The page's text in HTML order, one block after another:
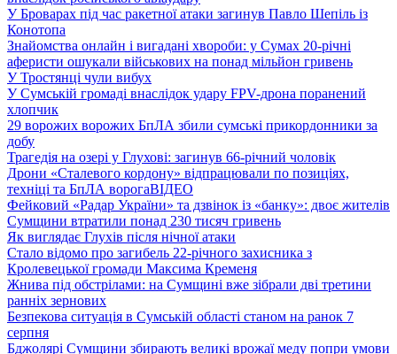
У Броварах під час ракетної атаки загинув Павло Шепіль із
Конотопа
Знайомства онлайн і вигадані хвороби: у Сумах 20-річні
аферисти ошукали військових на понад мільйон гривень
У Тростянці чули вибух
У Сумській громаді внаслідок удару FPV-дрона поранений
хлопчик
29 ворожих ворожих БпЛА збили сумські прикордонники за
добу
Трагедія на озері у Глухові: загинув 66-річний чоловік
Дрони «Сталевого кордону» відпрацювали по позиціях,
техніці та БпЛА ворогаВІДЕО
Фейковий «Радар України» та дзвінок із «банку»: двоє жителів
Сумщини втратили понад 230 тисяч гривень
Як виглядає Глухів після нічної атаки
Стало відомо про загибель 22-річного захисника з
Кролевецької громади Максима Кременя
Жнива під обстрілами: на Сумщині вже зібрали дві третини
ранніх зернових
Безпекова ситуація в Сумській області станом на ранок 7
серпня
Бджолярі Сумщини збирають великі врожаї меду попри умови